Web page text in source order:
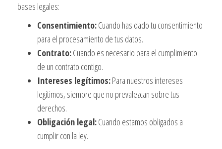
bases legales:
Consentimiento:Cuando has dado tu consentimiento
para el procesamiento de tus datos.
Contrato:Cuando es necesario para el cumplimiento
de un contrato contigo.
Intereses legítimos:Para nuestros intereses
legítimos, siempre que no prevalezcan sobre tus
derechos.
Obligación legal:Cuando estamos obligados a
cumplir con la ley.